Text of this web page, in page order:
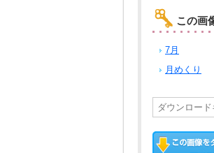
この画
7月
月めくり